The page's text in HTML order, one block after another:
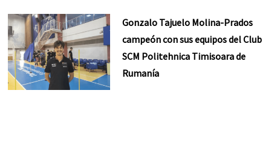
Gonzalo Tajuelo Molina-Prados
campeón con sus equipos del Club
SCM Politehnica Timisoara de
Rumanía